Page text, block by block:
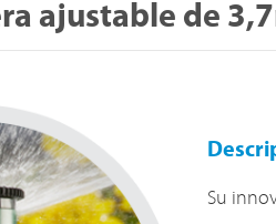
ajustable de
Su